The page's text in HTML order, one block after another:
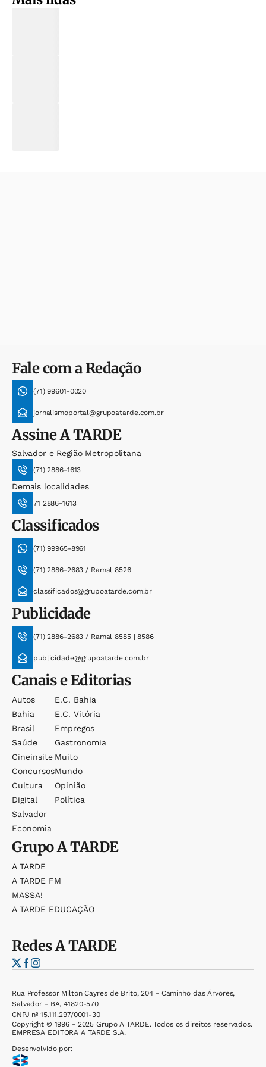
Fale com a Redação
(71) 99601-0020
jornalismoportal@grupoatarde.com.br
AssineA TARDE
Salvador e Região Metropolitana
(71) 2886-1613
Demais localidades
71 2886-1613
Classificados
(71) 99965-8961
(71) 2886-2683 / Ramal 8526
classificados@grupoatarde.com.br
Publicidade
(71) 2886-2683 / Ramal 8585 | 8586
publicidade@grupoatarde.com.br
Canais e Editorias
Autos
Bahia
Brasil
Saúde
Cineinsite
Concursos
Cultura
Digital
Salvador
Economia
E.c. Bahia
E.c. Vitória
Empregos
Gastronomia
Muito
Mundo
Opinião
Política
GrupoA TARDE
A TARDE
A TARDE FM
MASSA!
A TARDE EDUCAÇÃO
RedesA TARDE
Rua Professor Milton Cayres de Brito, 204 - Caminho das Árvores,
Salvador - BA, 41820-570
CNPJ nº 15.111.297/0001-30
Copyright © 1996 - 2025 Grupo A TARDE. Todos os direitos reservados.
EMPRESA EDITORA A TARDE S.A.
Desenvolvido por: